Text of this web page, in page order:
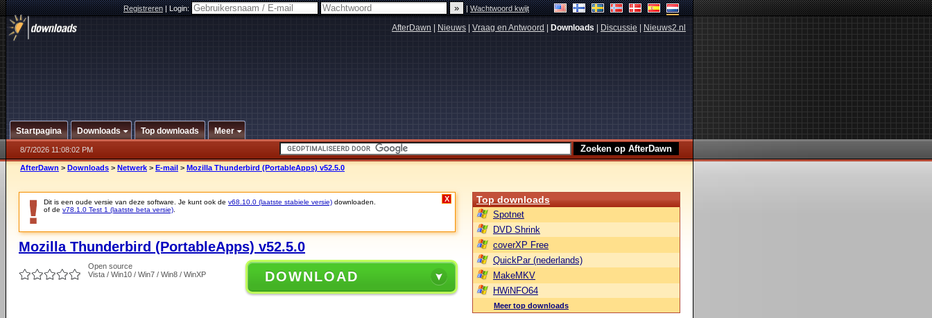
Registreren|Login: |Wachtwoord kwijt
AfterDawn Nieuws Vraag en Antwoord Downloads Discussie Nieuws2.nl
Startpagina Downloads Top downloads Meer
8/7/2026 11:08:02 PM
AfterDawn > Downloads > Netwerk > E-mail > Mozilla Thunderbird (PortableApps) v52.5.0
Dit is een oude versie van deze software. Je kunt ook de v68.10.0 (laatste stabiele versie) downloaden.
of de v78.1.0 Test 1 (laatste beta versie)
X
Mozilla Thunderbird (PortableApps) v52.5.0
Open source
Vista / Win10 / Win7 / Win8 / WinXP
DOWNLOAD
Top downloads
Spotnet
DVD Shrink
coverXP Free
QuickPar (nederlands)
MakeMKV
HWiNFO64
Meer top downloads